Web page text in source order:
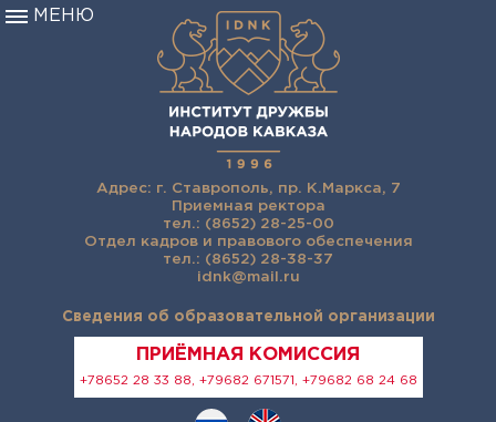
Адрес: г. Ставрополь, пр. К.Маркса, 7
Приемная ректора
тел.: (8652) 28-25-00
Отдел кадров и правового обеспечения
тел.: (8652) 28-38-37
idnk@mail.ru
Сведения об образовательной организации
ПРИЁМНАЯ КОМИССИЯ
+78652 28 33 88, +79682 671571, +79682 68 24 68
МЕНЮ